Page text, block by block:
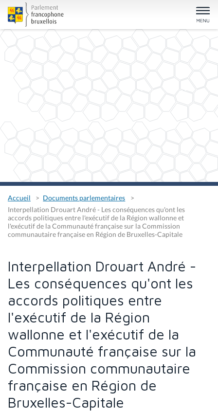
Accueil
Documents parlementaires
Interpellation Drouart André - Les conséquences qu'ont les
accords politiques entre l'exécutif de la Région wallonne et
l'exécutif de la Communauté française sur la Commission
communautaire française en Région de Bruxelles-Capitale
Interpellation Drouart André -
Les conséquences qu'ont les
accords politiques entre
l'exécutif de la Région
wallonne et l'exécutif de la
Communauté française sur la
Commission communautaire
française en Région de
Bruxelles-Capitale